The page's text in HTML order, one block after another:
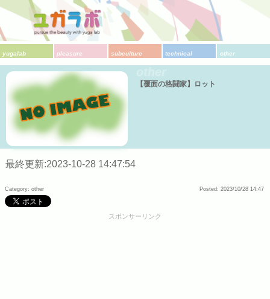
yugalab pleasure subculture technical other
【覆面の格闘家】ロット
最終更新:2023-10-28 14:47:54
Category: other Posted: 2023/10/28 14:47
スポンサーリンク